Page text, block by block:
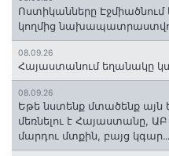
Ոստիկանները
կողմից
08.09.26
Հայաստանում եղանակը
08.09.26
Եթե նստենք մտածենք այն
մեռնելու է Հայաստանը,
մարդու մտքին, բայց կգար․․․